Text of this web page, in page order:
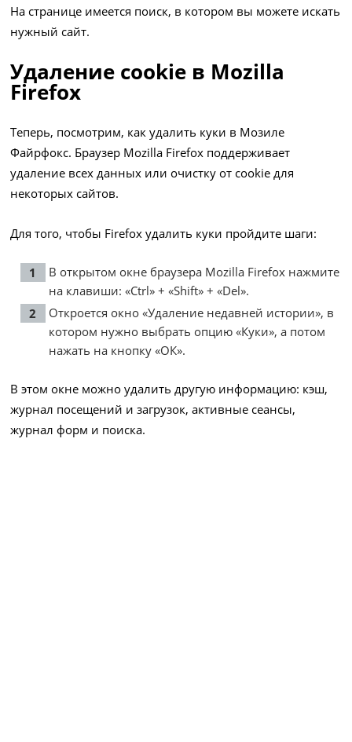
На странице имеется поиск, в котором вы можете искать
нужный сайт.
Удаление cookie в Mozilla
Firefox
Теперь, посмотрим, как удалить куки в Мозиле
Файрфокс. Браузер Mozilla Firefox поддерживает
удаление всех данных или очистку от cookie для
некоторых сайтов.
Для того, чтобы Firefox удалить куки пройдите шаги:
В открытом окне браузера Mozilla Firefox нажмите
на клавиши: «Ctrl» + «Shift» + «Del».
Откроется окно «Удаление недавней истории», в
котором нужно выбрать опцию «Куки», а потом
нажать на кнопку «ОК».
В этом окне можно удалить другую информацию: кэш,
журнал посещений и загрузок, активные сеансы,
журнал форм и поиска.